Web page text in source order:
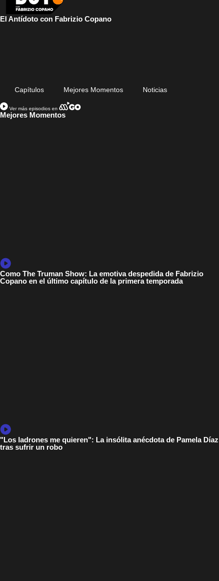
El Antídoto con Fabrizio Copano
Capítulos Mejores Momentos Noticias
Ver más episodios en
Mejores Momentos
Como The Truman Show: La emotiva despedida de Fabrizio
Copano en el último capítulo de la primera temporada
"Los ladrones me quieren": La insólita anécdota de Pamela Díaz
tras sufrir un robo